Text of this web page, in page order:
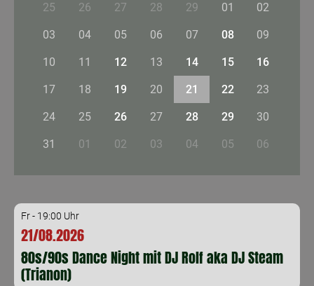
25 26 27 28 29 01 02
03 04 05 06 07 08 09
10 11 12 13 14 15 16
17 18 19 20 21 22 23
24 25 26 27 28 29 30
31 01 02 03 04 05 06
Fr - 19:00 Uhr
21/08.2026
80s/90s Dance Night mit DJ Rolf aka DJ Steam
(Trianon)